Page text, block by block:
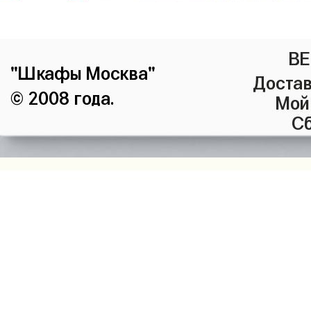
"Шкафы Москва"
© 2008 года.